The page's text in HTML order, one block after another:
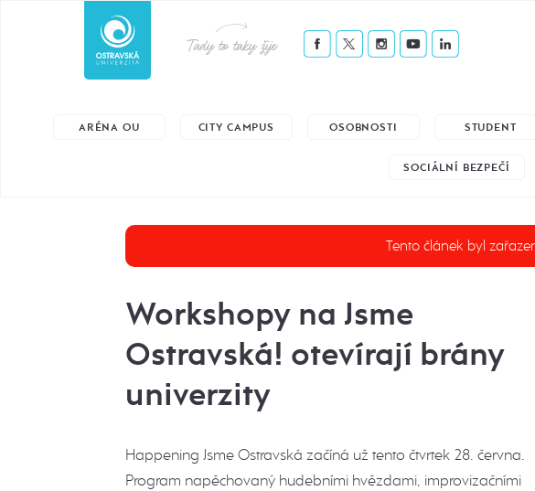
Tady to taky žije
ARÉNA OU CITY CAMPUS OSOBNOSTI STUDENT
SOCIÁLNÍ BEZPEČÍ
Tento článek byl
Workshopy na Jsme
Ostravská! otevírají brány
univerzity
Happening Jsme Ostravská začíná už tento čtvrtek 28. června.
Program napěchovaný hudebními hvězdami, improvizačními